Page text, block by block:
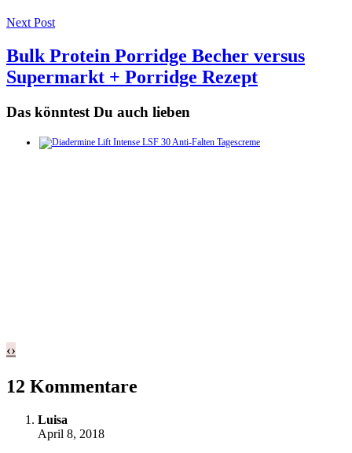
Next Post
Bulk Protein Porridge Becher versus
Supermarkt + Porridge Rezept
Das könntest Du auch lieben
‹›
12 Kommentare
Luisa
April 8, 2018